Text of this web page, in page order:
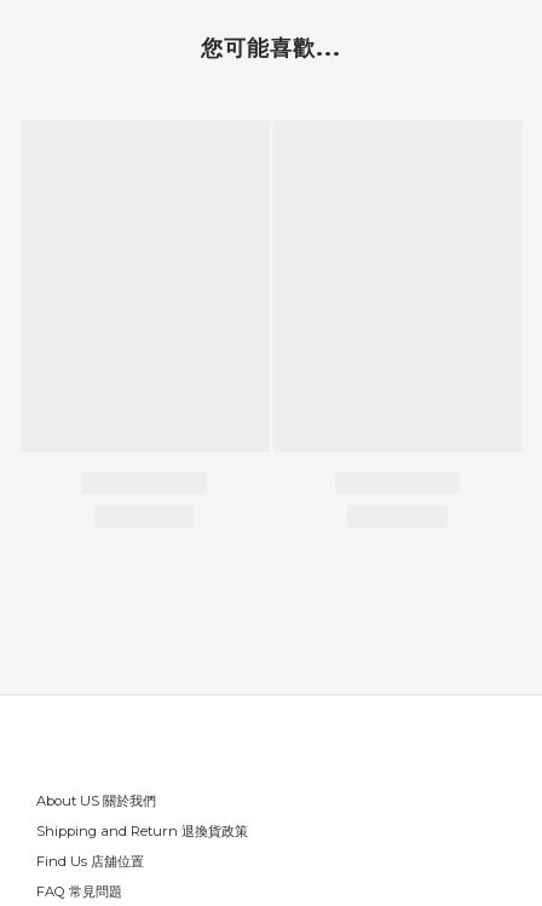
您可能喜歡...
About US 關於我們
Shipping and Return 退換貨政策
Find Us 店舖位置
FAQ 常見問題